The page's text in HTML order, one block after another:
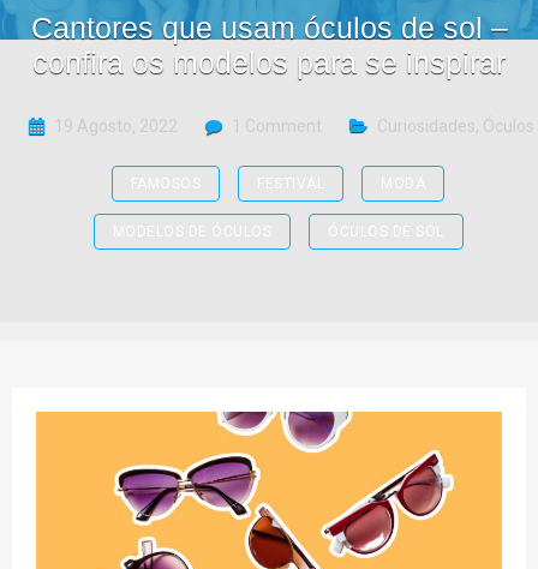
Cantores que usam óculos de sol –
confira os modelos para se inspirar
19 Agosto, 2022 1 Comment Curiosidades, Óculos
FAMOSOS FESTIVAL MODA
MODELOS DE ÓCULOS ÓCULOS DE SOL